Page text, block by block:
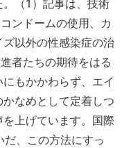
（1）記事は、技術
ンドームの使用、カ
以外の性感染症の治
者たちの期待をはる
もかかわらず、エイ
なめとして定着しつ
上げています。国際
、この方法にすっ